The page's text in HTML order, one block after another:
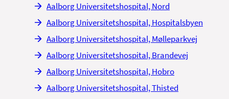
Aalborg Universitetshospital, Nord
Aalborg Universitetshospital, Hospitalsbyen
Aalborg Universitetshospital, Mølleparkvej
Aalborg Universitetshospital, Brandevej
Aalborg Universitetshospital, Hobro
Aalborg Universitetshospital, Thisted